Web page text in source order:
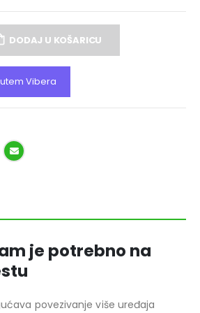
DODAJ U KOŠARICU
Vibera
je potrebno na
povezivanje više uređaja